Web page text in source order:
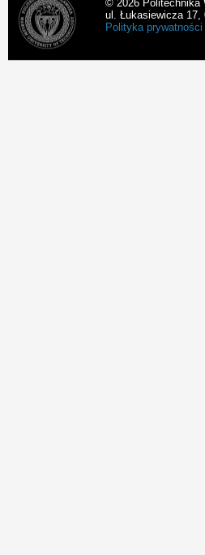
© 2026 Politechnika
ul. Łukasiewicza 17,
Polityka prywatności